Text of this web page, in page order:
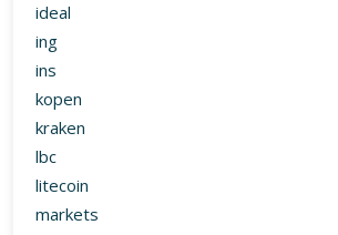
ideal
ing
ins
kopen
kraken
lbc
litecoin
markets